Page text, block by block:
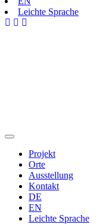
Leichte Sprache
Projekt
Orte
Ausstellung
Kontakt
DE
EN
Leichte Sprache